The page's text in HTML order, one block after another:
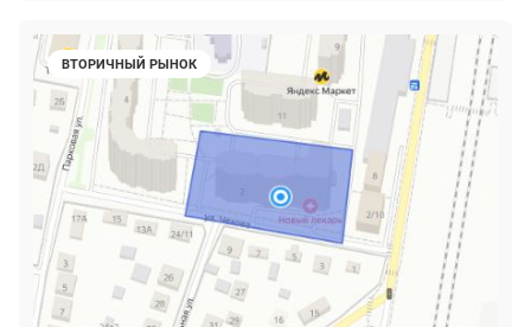
ВТОРИЧНЫЙ РЫНОК